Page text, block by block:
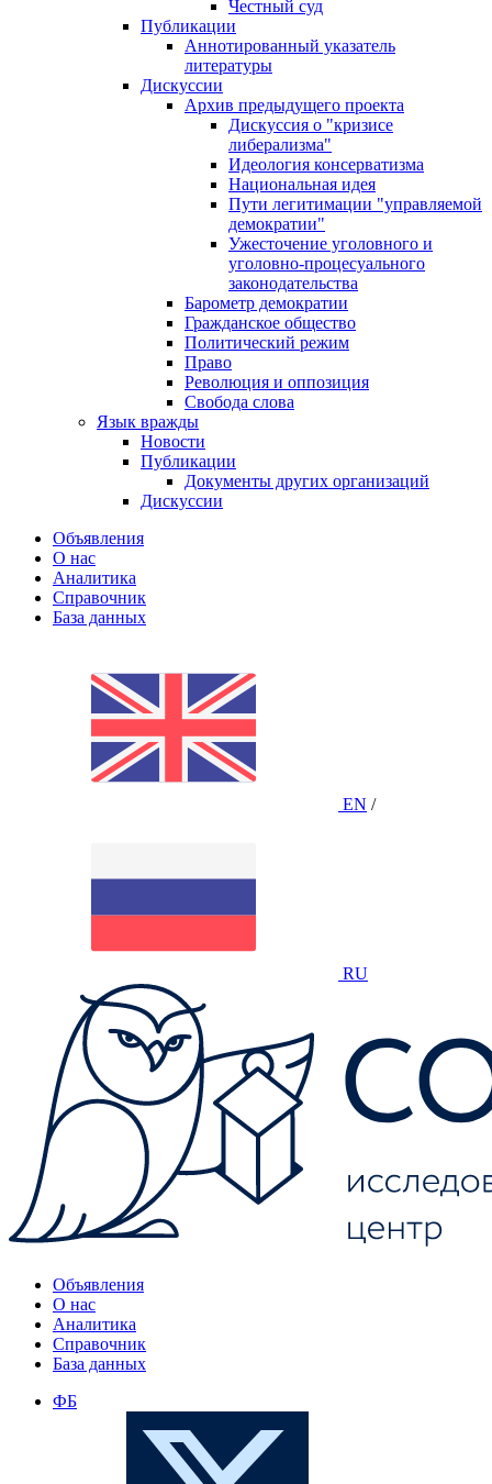
Честный суд
Публикации
Аннотированный указатель
литературы
Дискуссии
Архив предыдущего проекта
Дискуссия о "кризисе
либерализма"
Идеология консерватизма
Национальная идея
Пути легитимации "управляемой
демократии"
Ужесточение уголовного и
уголовно-процесуального
законодательства
Барометр демократии
Гражданское общество
Политический режим
Право
Революция и оппозиция
Свобода слова
Язык вражды
Новости
Публикации
Документы других организаций
Дискуссии
Объявления
О нас
Аналитика
Справочник
База данных
EN /
RU
Объявления
О нас
Аналитика
Справочник
База данных
ФБ